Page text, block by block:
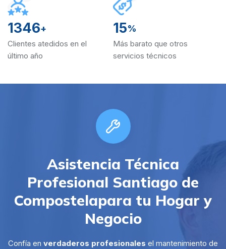
1346+
Clientes atedidos en el
último año
15%
Más barato que otros
servicios técnicos
Asistencia Técnica
Profesional Santiago de
Compostelapara tu Hogar y
Negocio
Confía en verdaderos profesionales el mantenimiento de